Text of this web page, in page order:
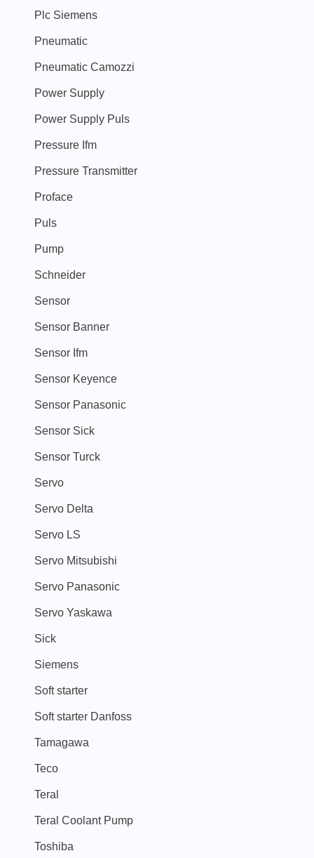
Plc Siemens
Pneumatic
Pneumatic Camozzi
Power Supply
Power Supply Puls
Pressure Ifm
Pressure Transmitter
Proface
Puls
Pump
Schneider
Sensor
Sensor Banner
Sensor Ifm
Sensor Keyence
Sensor Panasonic
Sensor Sick
Sensor Turck
Servo
Servo Delta
Servo LS
Servo Mitsubishi
Servo Panasonic
Servo Yaskawa
Sick
Siemens
Soft starter
Soft starter Danfoss
Tamagawa
Teco
Teral
Teral Coolant Pump
Toshiba